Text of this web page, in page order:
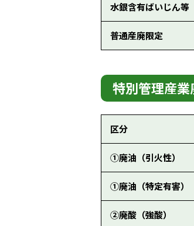
水銀含有ばいじん等
普通産廃限定
特別管理産
区分
①廃油（引火性）
①廃油（特定有害）
②廃酸（強酸）